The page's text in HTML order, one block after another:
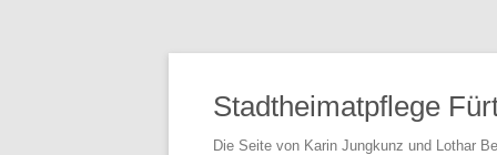
Stadtheimatpflege
Die Seite von Karin Jungkunz und Lothar